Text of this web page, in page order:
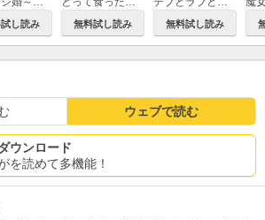
し読み 無料試し読み 無料試し読み
ウェブで読む
ウンロード
を読めて多機能！